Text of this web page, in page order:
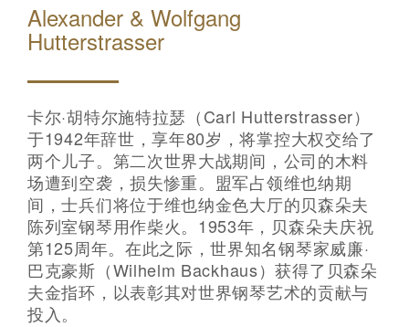
Alexander & Wolfgang
Hutterstrasser
卡尔·胡特尔施特拉瑟（Carl Hutterstrasser）
于1942年辞世，享年80岁，将掌控大权交给了
两个儿子。第二次世界大战期间，公司的木料
场遭到空袭，损失惨重。盟军占领维也纳期
间，士兵们将位于维也纳金色大厅的贝森朵夫
陈列室钢琴用作柴火。1953年，贝森朵夫庆祝
第125周年。在此之际，世界知名钢琴家威廉·
巴克豪斯（Wilhelm Backhaus）获得了贝森朵
夫金指环，以表彰其对世界钢琴艺术的贡献与
投入。